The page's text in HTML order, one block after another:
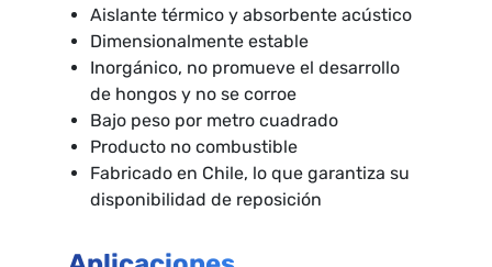
Aislante térmico y absorbente acústico
Dimensionalmente estable
Inorgánico, no promueve el desarrollo
de hongos y no se corroe
Bajo peso por metro cuadrado
Producto no combustible
Fabricado en Chile, lo que garantiza su
disponibilidad de reposición